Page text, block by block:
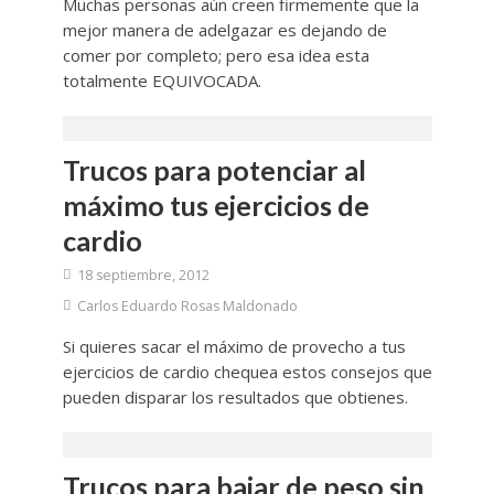
Muchas personas aún creen firmemente que la
mejor manera de adelgazar es dejando de
comer por completo; pero esa idea esta
totalmente EQUIVOCADA.
Trucos para potenciar al
máximo tus ejercicios de
cardio
18 septiembre, 2012
Carlos Eduardo Rosas Maldonado
Si quieres sacar el máximo de provecho a tus
ejercicios de cardio chequea estos consejos que
pueden disparar los resultados que obtienes.
Trucos para bajar de peso sin